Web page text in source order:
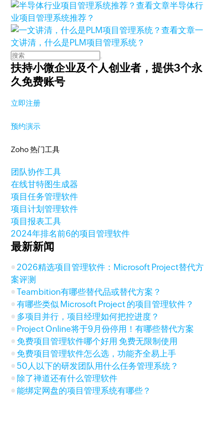
查看文章半导体行
业项目管理系统推荐？
查看文章一
文讲清，什么是PLM项目管理系统？
扶持小微企业及个人创业者，提供3个永
久免费账号
立即注册
预约演示
Zoho 热门工具
团队协作工具
在线甘特图生成器
项目任务管理软件
项目计划管理软件
项目报表工具
2024年排名前6的项目管理软件
最新新闻
2026精选项目管理软件：Microsoft Project替代方
案评测
Teambition有哪些替代品或替代方案？
有哪些类似 Microsoft Project 的项目管理软件？
多项目并行，项目经理如何把控进度？
Project Online将于9月份停用！有哪些替代方案
免费项目管理软件哪个好用 免费无限制使用
免费项目管理软件怎么选，功能齐全易上手
50人以下的研发团队用什么任务管理系统？
除了禅道还有什么管理软件
能绑定网盘的项目管理系统有哪些？